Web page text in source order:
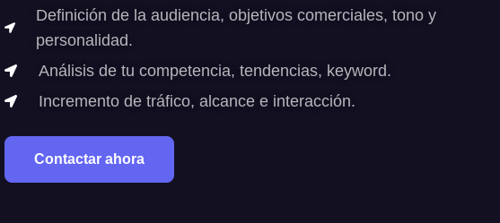
Definición de la audiencia, objetivos comerciales, tono y
personalidad.
Análisis de tu competencia, tendencias, keyword.
Incremento de tráfico, alcance e interacción.
Contactar ahora